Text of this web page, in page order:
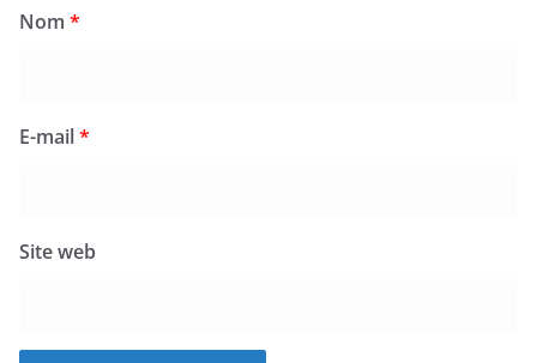
Nom *
E-mail*
Site web